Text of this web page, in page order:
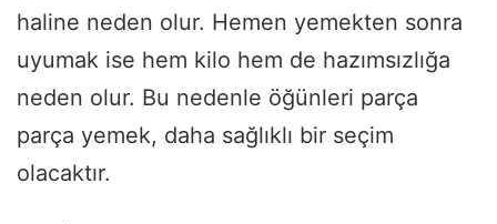
haline neden olur. Hemen yemekten sonra
uyumak ise hem kilo hem de hazımsızlığa
neden olur. Bu nedenle öğünleri parça
parça yemek, daha sağlıklı bir seçim
olacaktır.